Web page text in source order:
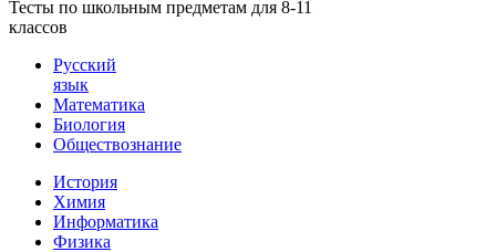
Тесты по школьным предметам для 8-11
классов
Русский
язык
Математика
Биология
Обществознание
История
Химия
Информатика
Физика